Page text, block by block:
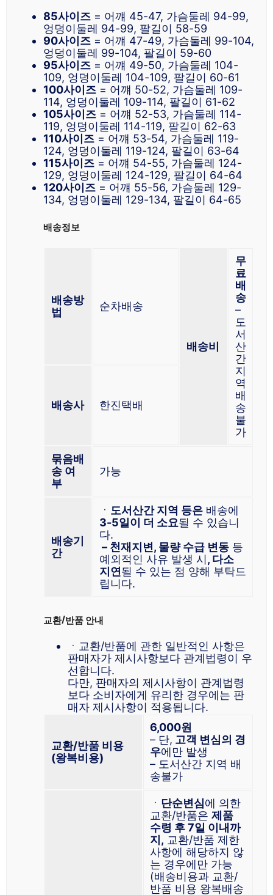
85사이즈 = 어꺠 45-47, 가슴둘레 94-99,
엉덩이둘레 94-99, 팔길이 58-59
90사이즈 = 어꺠 47-49, 가슴둘레 99-104,
엉덩이둘레 99-104, 팔길이 59-60
95사이즈 = 어꺠 49-50, 가슴둘레 104-
109, 엉덩이둘레 104-109, 팔길이 60-61
100사이즈 = 어꺠 50-52, 가슴둘레 109-
114, 엉덩이둘레 109-114, 팔길이 61-62
105사이즈 = 어꺠 52-53, 가슴둘레 114-
119, 엉덩이둘레 114-119, 팔길이 62-63
110사이즈 = 어꺠 53-54, 가슴둘레 119-
124, 엉덩이둘레 119-124, 팔길이 63-64
115사이즈 = 어꺠 54-55, 가슴둘레 124-
129, 엉덩이둘레 124-129, 팔길이 64-64
120사이즈 = 어꺠 55-56, 가슴둘레 129-
134, 엉덩이둘레 129-134, 팔길이 64-65
배송정보
배송방
법
순차배송
배송비
무
료
배
송
–
도
서
산
간
지
역
배
송
불
가
배송사 한진택배
묶음배
송 여
부
가능
배송기
간
ㆍ 도서산간 지역 등은 배송에
3-5일이 더 소요될 수 있습니
다.
– 천재지변, 물량 수급 변동 등
예외적인 사유 발생 시, 다소
지연될 수 있는 점 양해 부탁드
립니다.
교환/반품 안내
ㆍ교환/반품에 관한 일반적인 사항은
판매자가 제시사항보다 관계법령이 우
선합니다.
다만, 판매자의 제시사항이 관계법령
보다 소비자에게 유리한 경우에는 판
매자 제시사항이 적용됩니다.
교환/반품 비용
(왕복비용)
6,000원
– 단, 고객 변심의 경
우에만 발생
– 도서산간 지역 배
송불가
ㆍ 단순변심에 의한
교환/반품은 제품
수령 후 7일 이내까
지, 교환/반품 제한
사항에 해당하지 않
는 경우에만 가능
(배송비용과 교환/
반품 비용 왕복배송